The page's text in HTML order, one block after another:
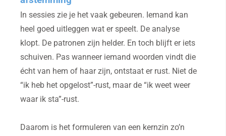
In sessies zie je het vaak gebeuren. Iemand kan
heel goed uitleggen wat er speelt. De analyse
klopt. De patronen zijn helder. En toch blijft er iets
schuiven. Pas wanneer iemand woorden vindt die
écht van hem of haar zijn, ontstaat er rust. Niet de
“ik heb het opgelost”-rust, maar de “ik weet weer
waar ik sta”-rust.
Daarom is het formuleren van een kernzin zo’n